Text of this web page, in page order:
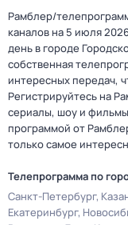
Рамблер/
каналов на 5 июля
день в городе
собственная
интересных передач,
Регистрируйтесь на
сериалы, шоу и
программой от
только самое
Телепрограмма по
Санкт-Петербург
Екатеринбург